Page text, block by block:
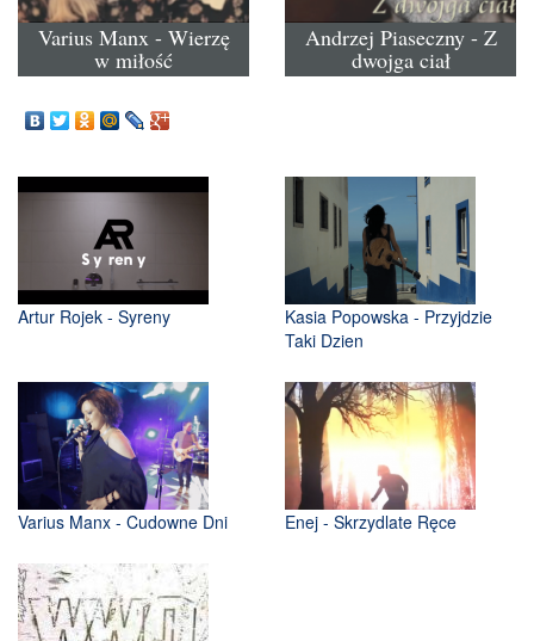
Varius Manx - Wierzę
w miłość
Andrzej Piaseczny - Z
dwojga ciał
Artur Rojek - Syreny
Kasia Popowska - Przyjdzie
Taki Dzien
Varius Manx - Cudowne Dni Enej - Skrzydlate Ręce